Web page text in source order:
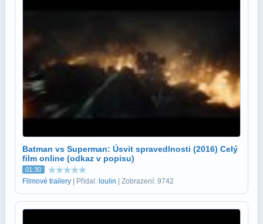
Batman vs Superman: Úsvit spravedlnosti (2016) Celý
film online (odkaz v popisu)
01:30
Filmové trailery | Přidal: loulin | Zobrazení: 9742